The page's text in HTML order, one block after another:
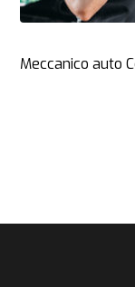
Meccanico auto